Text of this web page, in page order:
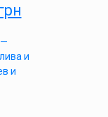
—
и
и